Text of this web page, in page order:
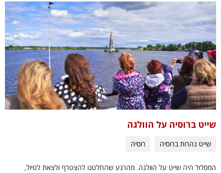
שייט ברוסיה על הוולגה
שייט נהרות ברוסיה רוסיה
המסלול היה שייט על הוולגה. מהרגע שהחלטנו להצטרף ולצאת לטיול,